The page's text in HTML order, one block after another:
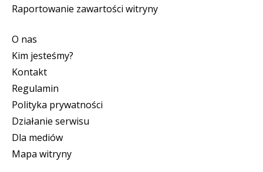
Raportowanie zawartości witryny
O nas
Kim jesteśmy?
Kontakt
Regulamin
Polityka prywatności
Działanie serwisu
Dla mediów
Mapa witryny